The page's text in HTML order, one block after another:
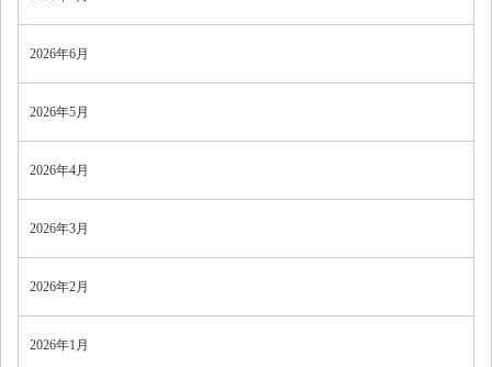
2026年6月
2026年5月
2026年4月
2026年3月
2026年2月
2026年1月